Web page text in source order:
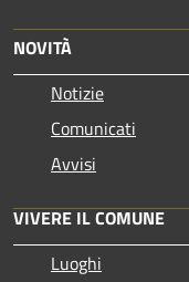
NOVITÀ
Notizie
Comunicati
Avvisi
VIVERE IL COMUNE
Luoghi